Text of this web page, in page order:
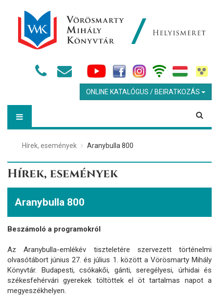
ONLINE KATALÓGUS / BEIRATKOZÁS
Hírek, események Aranybulla 800
Hírek, események
Aranybulla 800
Beszámoló a programokról
Az Aranybulla-emlékév tiszteletére szervezett történelmi
olvasótábort június 27. és július 1. között a Vörösmarty Mihály
Könyvtár. Budapesti, csókakői, gánti, seregélyesi, úrhidai és
székesfehérvári gyerekek töltöttek el öt tartalmas napot a
megyeszékhelyen.